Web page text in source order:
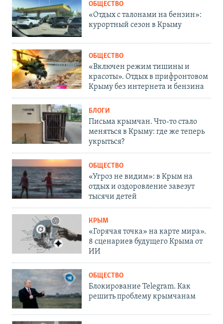
ОБЩЕСТВО
«Отдых с талонами на бензин»:
курортный сезон в Крыму
ОБЩЕСТВО
«Включен режим тишины и
красоты». Отдых в прифронтовом
Крыму без интернета и бензина
БЛОГИ
Письма крымчан. Что-то стало
меняться в Крыму: где же теперь
укрыться?
ОБЩЕСТВО
«Угроз не видим»: в Крым на
отдых и оздоровление завезут
тысячи детей
КРЫМ
«Горячая точка» на карте мира».
8 сценариев будущего Крыма от
ИИ
ОБЩЕСТВО
Блокирование Telegram. Как
решить проблему крымчанам